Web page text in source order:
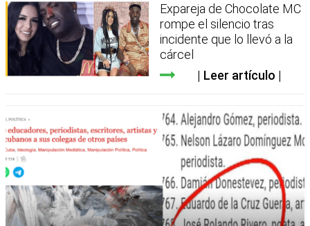
Expareja de Chocolate MC
rompe el silencio tras
incidente que lo llevó a la
cárcel
Leer artículo